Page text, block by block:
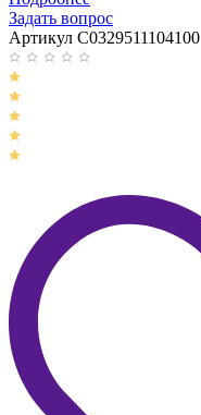
Задать вопрос
Артикул C0329511104100